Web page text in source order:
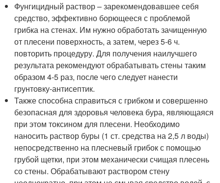
Фунгицидный раствор – зарекомендовавшее себя
средство, эффективно борющееся с проблемой
грибка на стенах. Им нужно обработать зачищенную
от плесени поверхность, а затем, через 5-6 ч.
повторить процедуру. Для получения наилучшего
результата рекомендуют обрабатывать стены таким
образом 4-5 раз, после чего следует нанести
грунтовку-антисептик.
Также способна справиться с грибком и совершенно
безопасная для здоровья человека бура, являющаяся
при этом токсином для плесени. Необходимо
наносить раствор буры (1 ст. средства на 2,5 л воды)
непосредственно на плесневый грибок с помощью
грубой щетки, при этом механически счищая плесень
со стены. Обрабатывают раствором стену